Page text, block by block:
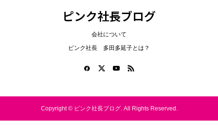
ピンク社長ブログ
会社について
ピンク社長 多田多延子とは？
Copyright ©ピンク社長ブログ. All Rights Reserved.